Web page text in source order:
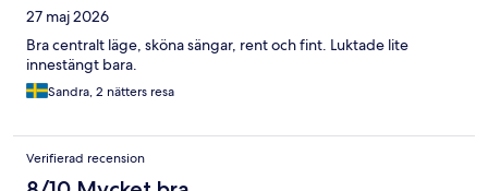
27 maj 2026
Bra centralt läge, sköna sängar, rent och fint. Luktade lite
innestängt bara.
Sandra, 2 nätters resa
Verifierad recension